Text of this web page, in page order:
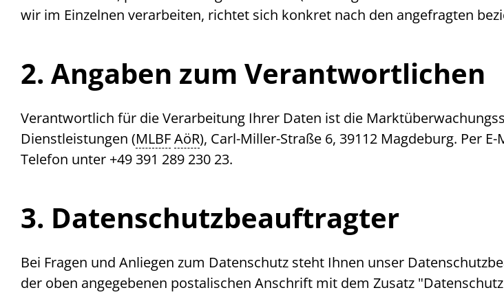
wir im Einzelnen verarbeiten, richtet sich konkret nach den angefragten
2. Angaben zum Verantwortlichen
Verantwortlich für die Verarbeitung Ihrer Daten ist die
Dienstleistungen (MLBFAöR), Carl-Miller-Straße 6, 39112 Magdeburg. Per E-
Telefon unter +49 391 289 230 23.
3. Datenschutzbeauftragter
Bei Fragen und Anliegen zum Datenschutz steht Ihnen unser
der oben angegebenen postalischen Anschrift mit dem Zusatz